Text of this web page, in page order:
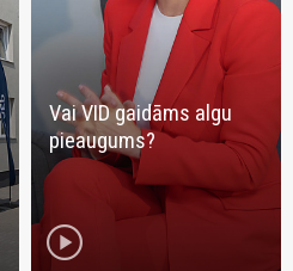
Vai VID gaidāms algu
pieaugums?
play_circle